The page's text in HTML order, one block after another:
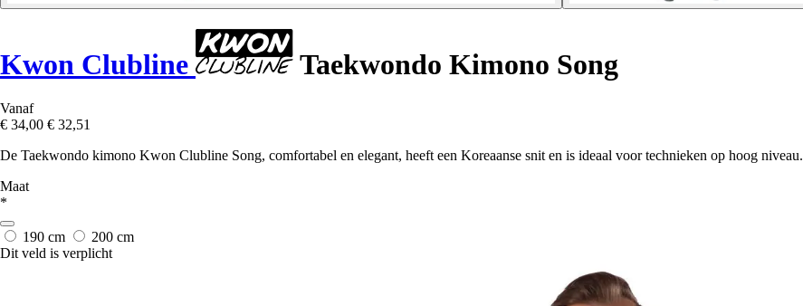
Kwon Clubline Taekwondo Kimono Song
Vanaf
€ 34,00 € 32,51
De Taekwondo kimono Kwon Clubline Song, comfortabel en elegant, heeft een Koreaanse snit en is ideaal voor technieken op hoog niveau.
Maat
*
190 cm
200 cm
Dit veld is verplicht